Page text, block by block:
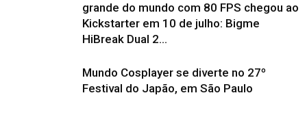
grande do mundo com 80 FPS chegou ao
Kickstarter em 10 de julho: Bigme
HiBreak Dual 2...
Mundo Cosplayer se diverte no 27º
Festival do Japão, em São Paulo